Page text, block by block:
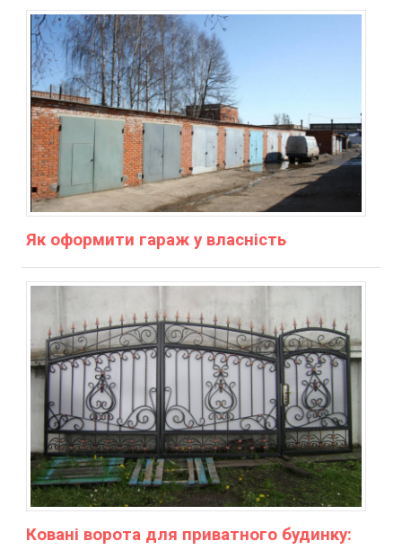
Як оформити гараж у власність
Ковані ворота для приватного будинку: